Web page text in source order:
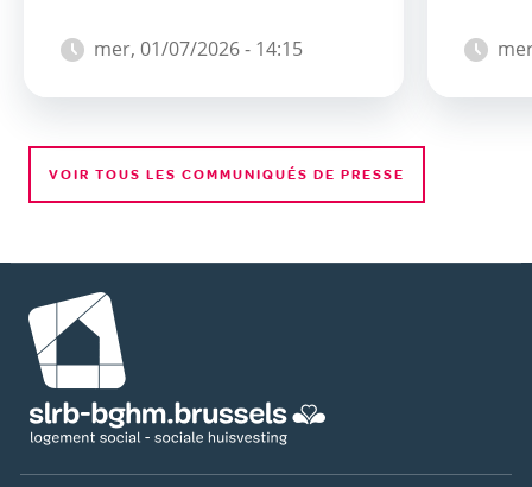
mer, 01/07/2026 - 14:15
VOIR TOUS LES COMMUNIQUÉS DE PRESSE
Image